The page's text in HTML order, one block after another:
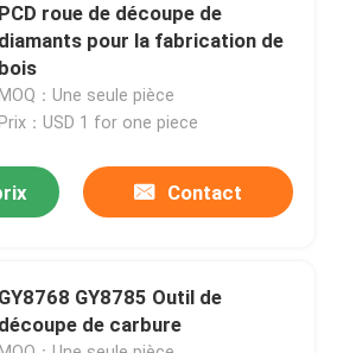
PCD roue de découpe de
diamants pour la fabrication de
bois
MOQ：Une seule pièce
Prix：USD 1 for one piece
Contact
GY8768 GY8785 Outil de
découpe de carbure